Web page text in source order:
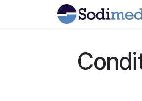
Se rendre au contenu